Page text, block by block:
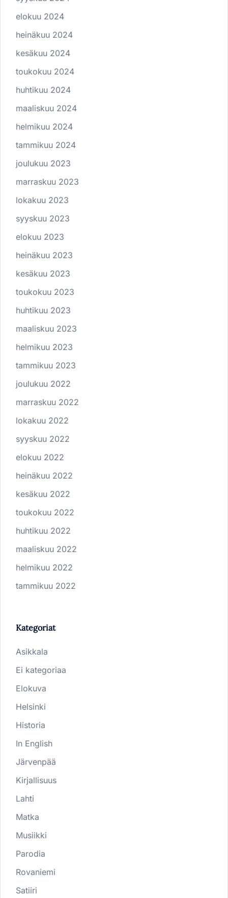
elokuu 2024
heinäkuu 2024
kesäkuu 2024
toukokuu 2024
huhtikuu 2024
maaliskuu 2024
helmikuu 2024
tammikuu 2024
joulukuu 2023
marraskuu 2023
lokakuu 2023
syyskuu 2023
elokuu 2023
heinäkuu 2023
kesäkuu 2023
toukokuu 2023
huhtikuu 2023
maaliskuu 2023
helmikuu 2023
tammikuu 2023
joulukuu 2022
marraskuu 2022
lokakuu 2022
syyskuu 2022
elokuu 2022
heinäkuu 2022
kesäkuu 2022
toukokuu 2022
huhtikuu 2022
maaliskuu 2022
helmikuu 2022
tammikuu 2022
Kategoriat
Asikkala
Ei kategoriaa
Elokuva
Helsinki
Historia
In English
Järvenpää
Kirjallisuus
Lahti
Matka
Musiikki
Parodia
Rovaniemi
Satiiri